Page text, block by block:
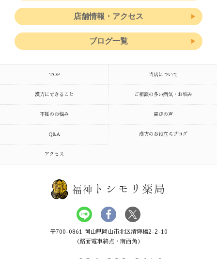
店舗情報・アクセス
ブログ一覧
TOP 当店について
漢方にできること ご相談の多い病気・お悩み
不妊のお悩み 喜びの声
Q&A 漢方のお役立ちブログ
アクセス
福神 トシモリ薬局
〒700-0861 岡山県岡山市北区清輝橋2-2-10
（路面電車終点・南西角）